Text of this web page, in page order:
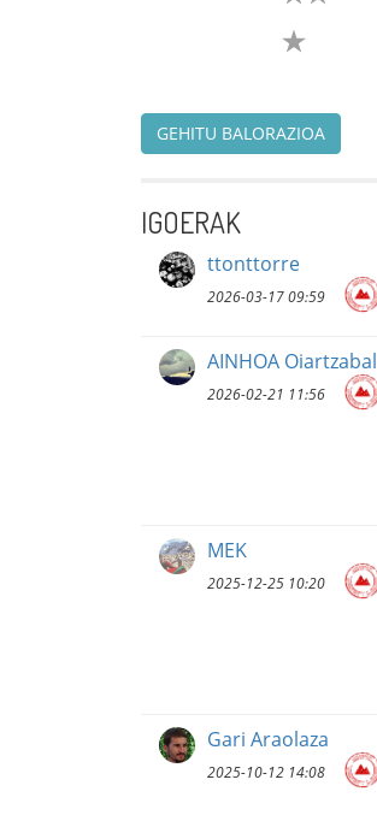
GEHITU BALORAZIOA
IGOERAK
ttonttorre
2026-03-17 09:59
AINHOA Oiartzabal
2026-02-21 11:56
MEK
2025-12-25 10:20
Gari Araolaza
2025-10-12 14:08